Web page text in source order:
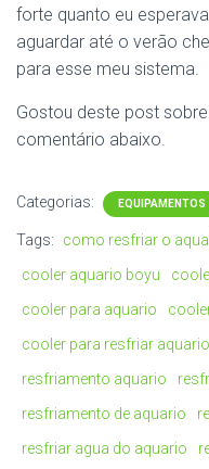
forte quanto eu
aguardar até o verão
para esse meu sistema.
Gostou deste post
comentário abaixo.
Categorias: EQUIPAMENTOS
Tags: como resfriar o
cooler aquario boyu
cooler para aquario
cooler para resfriar aquario
resfriamento aquario
resfriamento de aquario
resfriar agua do aquario